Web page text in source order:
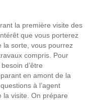
la première visite des
que vous porterez
la sorte, vous pourrez
compris. Pour
d’être
en amont de la
à l’agent
la visite. On prépare